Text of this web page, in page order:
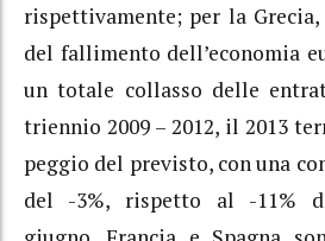
rispettivamente; per la
del fallimento dell’economia
un totale collasso delle
triennio 2009 – 2012, il 2013
peggio del previsto, con una
del -3%, rispetto al -11%